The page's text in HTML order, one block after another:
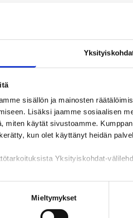
sisällön ja mainosten
Lisäksi jaamme sosiaalisen
miten käytät sivustoamme.
kun olet käyttänyt heidän
Yksityiskohdat-
käsittely
Mieltymykset
OP-kevytyrittäjyyden asiantuntijan
lisääntyminen koskettaa meitä
tällä hetkellä
muihin laskutuspalveluihin
ja kuinka aloittaa
linkin kautta, jonka jälkeen saat